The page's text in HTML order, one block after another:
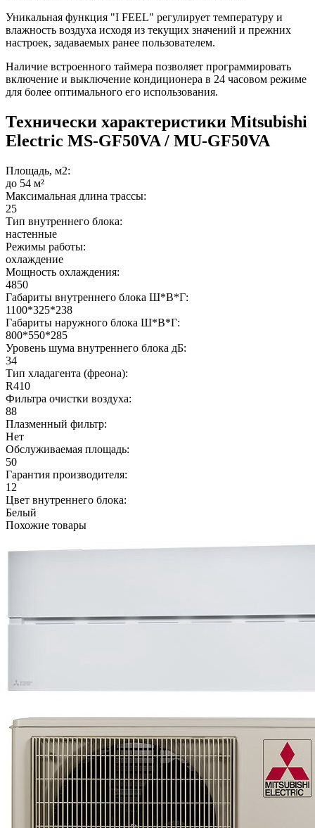
Уникальная функция "I FEEL" регулирует температуру и
влажность воздуха исходя из текущих значений и прежних
настроек, задаваемых ранее пользователем.
Наличие встроенного таймера позволяет программировать
включение и выключение кондиционера в 24 часовом режиме
для более оптимального его использования.
Технически характеристики Mitsubishi
Electric MS-GF50VA / MU-GF50VA
Площадь, м2:
до 54 м²
Максимальная длина трассы:
25
Тип внутреннего блока:
настенные
Режимы работы:
охлаждение
Мощность охлаждения:
4850
Габариты внутреннего блока Ш*В*Г:
1100*325*238
Габариты наружного блока Ш*В*Г:
800*550*285
Уровень шума внутреннего блока дБ:
34
Тип хладагента (фреона):
R410
Фильтра очистки воздуха:
88
Плазменный фильтр:
Нет
Обслуживаемая площадь:
50
Гарантия производителя:
12
Цвет внутреннего блока:
Белый
Похожие товары